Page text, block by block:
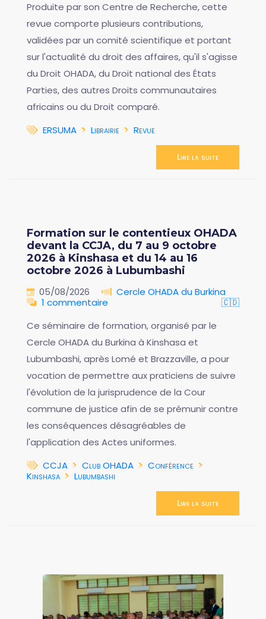
Produite par son Centre de Recherche, cette
revue comporte plusieurs contributions,
validées par un comité scientifique et portant
sur l'actualité du droit des affaires, qu'il s'agisse
du Droit OHADA, du Droit national des États
Parties, des autres Droits communautaires
africains ou du Droit comparé.
ERSUMA
Librairie Revue
Lire la suite
Formation sur le contentieux OHADA
devant la CCJA, du 7 au 9 octobre
2026 à Kinshasa et du 14 au 16
octobre 2026 à Lubumbashi
05/08/2026
Cercle OHADA du Burkina
1 commentaire
🇨🇩
Ce séminaire de formation, organisé par le
Cercle OHADA du Burkina à Kinshasa et
Lubumbashi, après Lomé et Brazzaville, a pour
vocation de permettre aux praticiens de suivre
l'évolution de la jurisprudence de la Cour
commune de justice afin de se prémunir contre
les conséquences désagréables de
l'application des Actes uniformes.
CCJA
Club OHADA
Conférence
Kinshasa
Lubumbashi
Lire la suite